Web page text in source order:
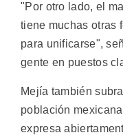
"Por otro lado, el
tiene muchas otras
para unificarse",
gente en puestos
Mejía también
población
expresa